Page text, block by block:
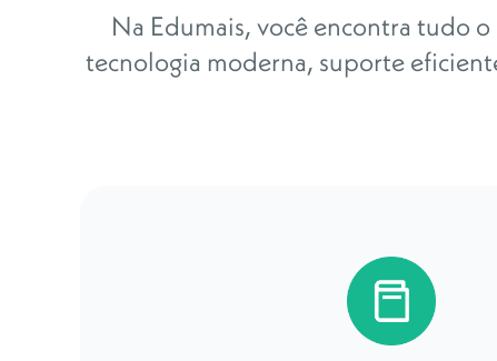
Na Edumais, você encontra tudo
tecnologia moderna, suporte